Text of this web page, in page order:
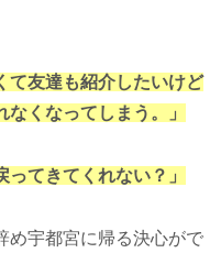
て友達も紹介したいけど
くなってしまう。」
ってきてくれない？」
め宇都宮に帰る決心がで